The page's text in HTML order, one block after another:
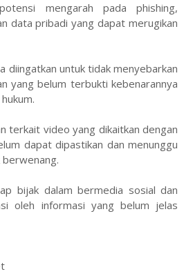
mengarah pada phishing,
data pribadi yang dapat merugikan
diingatkan untuk tidak menyebarkan
yang belum terbukti kebenarannya
terkait video yang dikaitkan dengan
dapat dipastikan dan menunggu
bijak dalam bermedia sosial dan
oleh informasi yang belum jelas